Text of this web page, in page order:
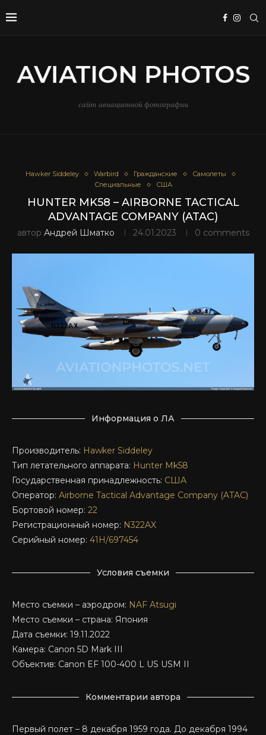
сайт авиационной фотографии
Hawker Siddeley Warbird Гражданские
Самолеты
Специальные
США
HUNTER MK58 – AIRBORNE TACTICAL
ADVANTAGE COMPANY (ATAC)
автор Андрей Шматко 24.01.2023 0 comments
Информация о ЛА
Производитель: Hawker Siddeley
Тип летательного аппарата: Hunter Mk58
Государственная принадлежность: США
Оператор: Airborne Tactical Advantage Company (ATAC)
Бортовой номер: 22
Регистрационный номер: N322AX
Серийный номер: 41H/697454
Условия съемки
Место съемки – аэродром: NAF Atsugi
Место съемки – страна: Япония
Дата съемки: 19.11.2022
Камера: Canon 5D Mark III
Объектив: Canon EF 100-400 L US USM II
Комментарии автора
Первый полет – 8 декабря 1959 года. До декабря 1994